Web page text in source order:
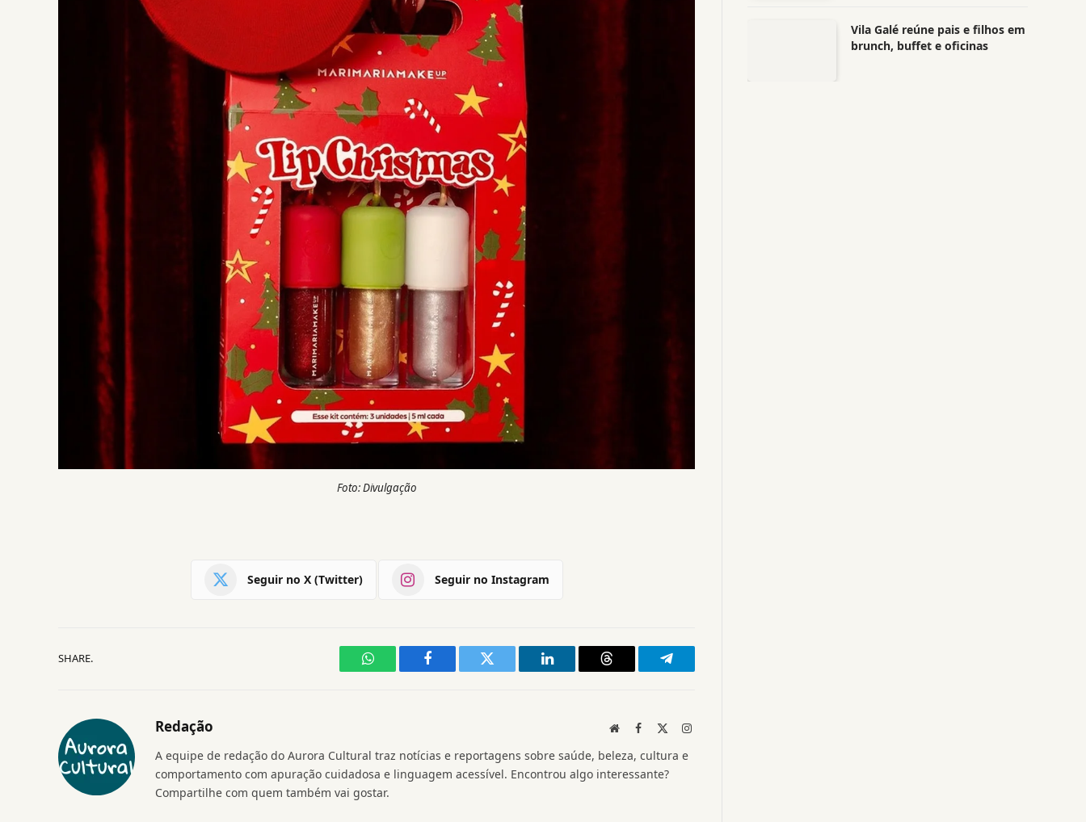
Foto: Divulgação
Seguir no X (Twitter) Seguir no Instagram
SHARE.
WhatsAppFacebook Twitter LinkedIn Threads Telegram
Redação WebsiteFacebook Instagram
A equipe de redação do Aurora Cultural traz notícias e reportagens sobre saúde, beleza, cultura e
comportamento com apuração cuidadosa e linguagem acessível. Encontrou algo interessante?
Compartilhe com quem também vai gostar.
Vila Galé reúne pais e filhos em
brunch, buffet e oficinas